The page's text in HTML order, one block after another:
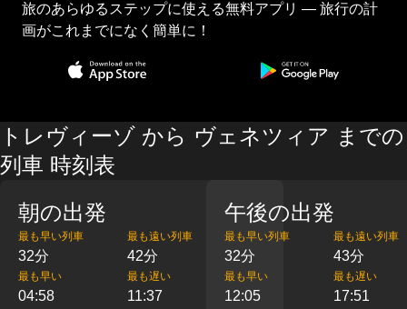
旅のあらゆるステップに使える無料アプリ — 旅行の計
画がこれまでになく簡単に！
トレヴィーゾ から ヴェネツィア までの
列車 時刻表
朝の出発
最も早い列車
32分
最も遠い列車
42分
最も早い
04:58
最も遅い
11:37
午後の出発
最も早い列車
32分
最も遠い列車
43分
最も早い
12:05
最も遅い
17:51